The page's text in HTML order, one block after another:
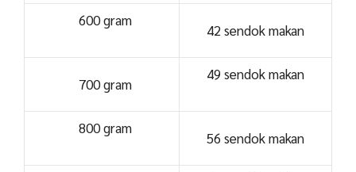
600 gram
42 sendok makan
700 gram
49 sendok makan
800 gram
56 sendok makan